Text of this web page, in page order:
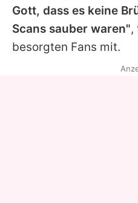
Gott, dass es keine
Scans sauber waren",
besorgten Fans mit.